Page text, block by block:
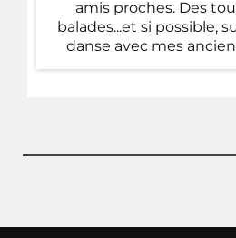
amis proches. Des
balades...et si possible,
danse avec mes